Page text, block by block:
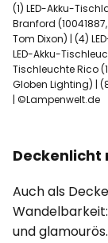
(1) LED-Akku-
Branford
Tom Dixon) | (4)
LED-Akku-
Tischleuchte Rico
Globen Lighting) |
| ©Lampenwelt.de
Deckenlicht
Auch als
und